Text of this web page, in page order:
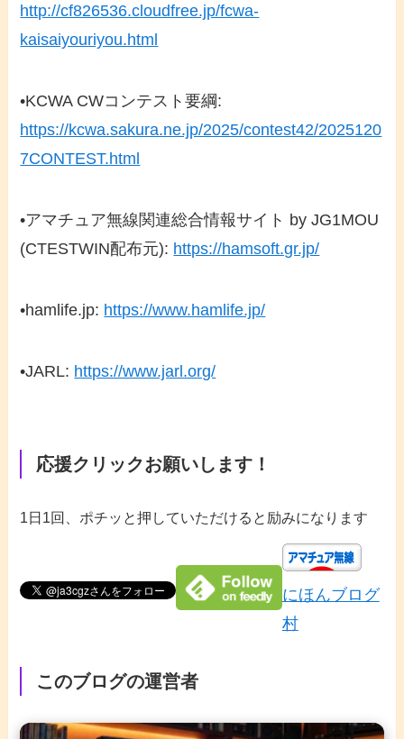
http://cf826536.cloudfree.jp/fcwa-
kaisaiyouriyou.html
•KCWA CWコンテスト要綱:
https://kcwa.sakura.ne.jp/2025/contest42/2025120
7CONTEST.html
•アマチュア無線関連総合情報サイト by JG1MOU
(CTESTWIN配布元): https://hamsoft.gr.jp/
•hamlife.jp: https://www.hamlife.jp/
•JARL: https://www.jarl.org/
応援クリックお願いします！
1日1回、ポチッと押していただけると励みになります
にほんブログ
村
このブログの運営者